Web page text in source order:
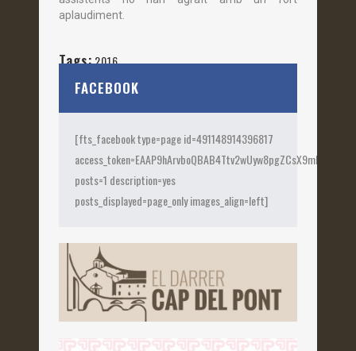
aplaudiment.
Tags:2016
FACEBOOK
[fts_facebook type=page id=491148914396817
posts=1 description=yes
posts_displayed=page_only images_align=left]